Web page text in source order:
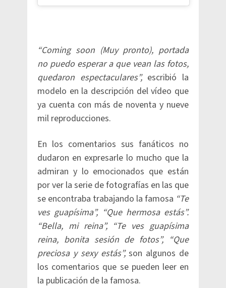
“Coming soon (Muy pronto), portada
no puedo esperar a que vean las fotos,
quedaron espectaculares”, escribió la
modelo en la descripción del vídeo que
ya cuenta con más de noventa y nueve
mil reproducciones.
En los comentarios sus fanáticos no
dudaron en expresarle lo mucho que la
admiran y lo emocionados que están
por ver la serie de fotografías en las que
se encontraba trabajando la famosa “Te
ves guapísima”, “Que hermosa estás”.
“Bella, mi reina”, “Te ves guapísima
reina, bonita sesión de fotos”, “Que
preciosa y sexy estás”,son algunos de
los comentarios que se pueden leer en
la publicación de la famosa.